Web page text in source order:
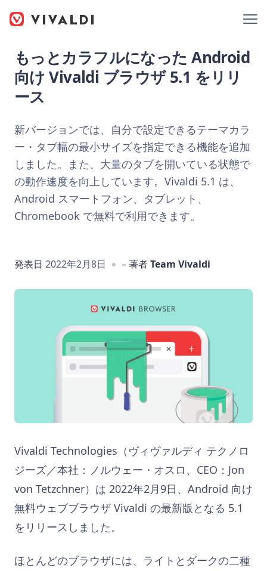
もっとカラフルになった Android
向け Vivaldi ブラウザ 5.1 をリリ
ース
新バージョンでは、自分で設定できるテーマカラ
ー・タブ幅の最小サイズを指定できる機能を追加
しました。また、大量のタブを開いている状態で
の動作速度を向上しています。Vivaldi 5.1 は、
Android スマートフォン、タブレット、
Chromebook で無料で利用できます。
発表日 2022年2月8日 – 著者Team Vivaldi
Vivaldi Technologies（ヴィヴァルディ テクノロ
ジーズ／本社：ノルウェー・オスロ、CEO：Jon
von Tetzchner）は 2022年2月9日、Android 向け
無料ウェブブラウザ Vivaldi の最新版となる 5.1
をリリースしました。
ほとんどのブラウザには、ライトとダークの二種